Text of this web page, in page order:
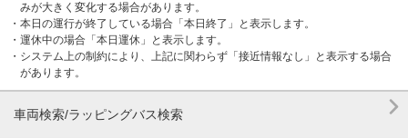
みが大きく変化する場合があります。
・本日の運行が終了している場合「本日終了」と表示します。
・運休中の場合「本日運休」と表示します。
・システム上の制約により、上記に関わらず「接近情報なし」と表示する場合
があります。
車両検索/ラッピングバス検索 